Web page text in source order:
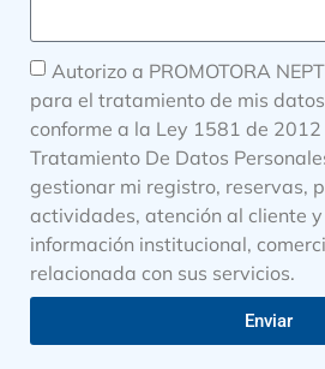
Autorizo a PROMOTORA
para el tratamiento de mis
conforme a la Ley 1581 de
Tratamiento De Datos
gestionar mi registro, reservas,
actividades, atención al cliente
información institucional,
relacionada con sus servicios.
Enviar